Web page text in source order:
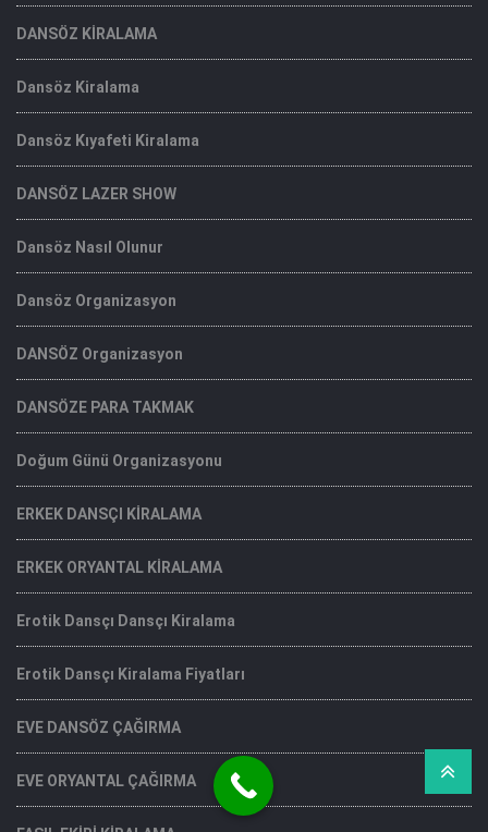
DANSÖZ KİRALAMA
Dansöz Kiralama
Dansöz Kıyafeti Kiralama
DANSÖZ LAZER SHOW
Dansöz Nasıl Olunur
Dansöz Organizasyon
DANSÖZ Organizasyon
DANSÖZE PARA TAKMAK
Doğum Günü Organizasyonu
ERKEK DANSÇI KİRALAMA
ERKEK ORYANTAL KİRALAMA
Erotik Dansçı Dansçı Kiralama
Erotik Dansçı Kiralama Fiyatları
EVE DANSÖZ ÇAĞIRMA
EVE ORYANTAL ÇAĞIRMA